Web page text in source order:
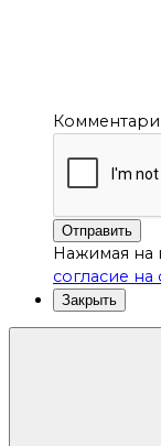
Отправить
Нажимая на
согласие
Закрыть